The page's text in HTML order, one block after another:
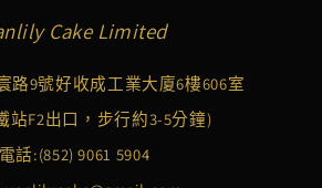
Cake Limited
路9號好收成工業大廈6樓606室
站F2出口，步行約3-5分鐘)
電話:(852) 9061 5904